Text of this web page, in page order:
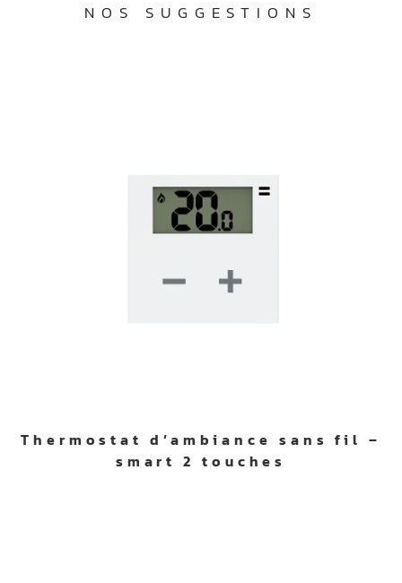
NOS SUGGESTIONS
Thermostat d’ambiance sans fil –
smart 2 touches